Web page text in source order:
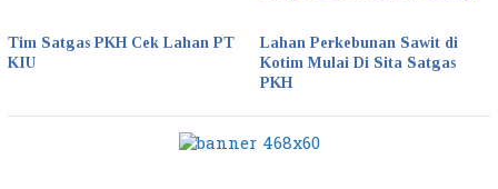
Tim Satgas PKH Cek Lahan PT
KIU
Lahan Perkebunan Sawit di
Kotim Mulai Di Sita Satgas
PKH